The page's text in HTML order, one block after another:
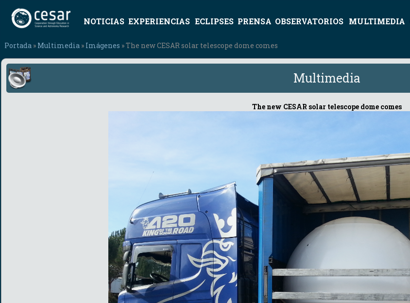
NOTICIAS EXPERIENCIAS ECLIPSES PRENSA OBSERVATORIOS MULTIMEDIA
Portada » Multimedia » Imágenes » The new CESAR solar telescope dome comes
Multimedia
The new CESAR solar telescope dome comes